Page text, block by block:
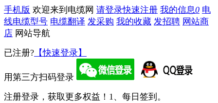
手机版 欢迎来到电缆网 请登录快速注册 我的信息0 电
线电缆型号 电缆翻译 发采购 我的收藏 发招聘 网站商
店 网站导航
已注册? 【快速登录】
用第三方扫码登录
注册登录，获取更多权益！ 1、每日签到。